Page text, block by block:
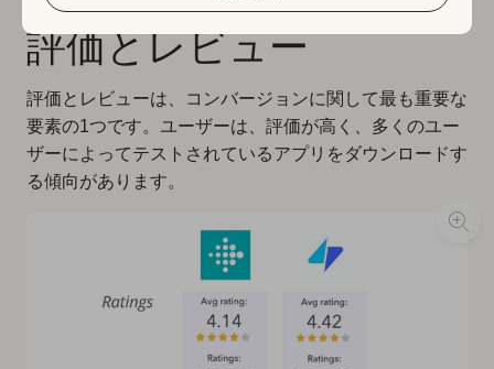
評価とレビュー
評価とレビューは、コンバージョンに関して最も重要な
要素の1つです。ユーザーは、評価が高く、多くのユー
ザーによってテストされているアプリをダウンロードす
る傾向があります。